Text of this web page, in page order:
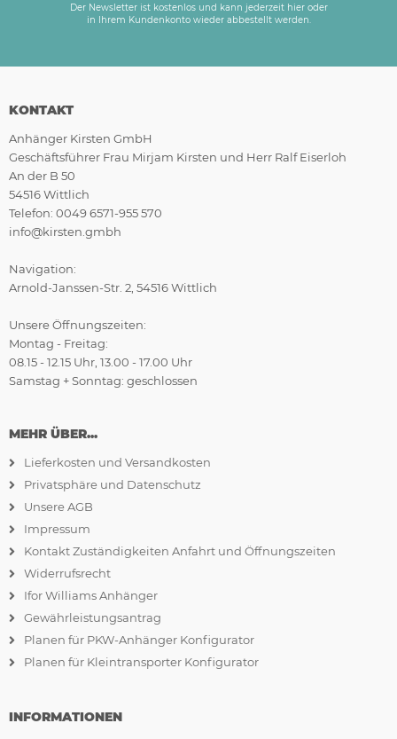
Der Newsletter ist kostenlos und kann jederzeit hier oder
in Ihrem Kundenkonto wieder abbestellt werden.
KONTAKT
Anhänger Kirsten GmbH
Geschäftsführer Frau Mirjam Kirsten und Herr Ralf Eiserloh
An der B 50
54516 Wittlich
Telefon: 0049 6571-955 570
info@kirsten.gmbh
Navigation:
Arnold-Janssen-Str. 2, 54516 Wittlich
Unsere Öffnungszeiten:
Montag - Freitag:
08.15 - 12.15 Uhr, 13.00 - 17.00 Uhr
Samstag + Sonntag: geschlossen
MEHR ÜBER...
Lieferkosten und Versandkosten
Privatsphäre und Datenschutz
Unsere AGB
Impressum
Kontakt Zuständigkeiten Anfahrt und Öffnungszeiten
Widerrufsrecht
Ifor Williams Anhänger
Gewährleistungsantrag
Planen für PKW-Anhänger Konfigurator
Planen für Kleintransporter Konfigurator
INFORMATIONEN